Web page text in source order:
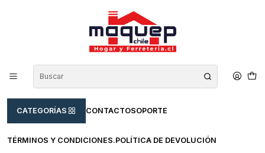
CATEGORÍAS CONTACTOSOPORTE
TÉRMINOS Y CONDICIONES.POLÍTICA DE DEVOLUCIÓN